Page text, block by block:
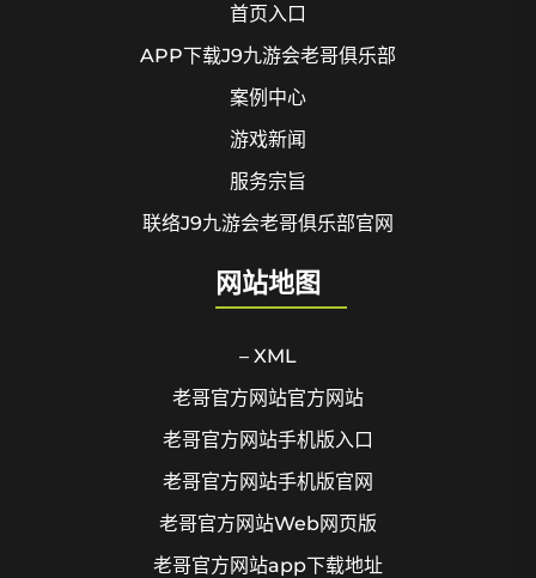
首页入口
APP下载J9九游会老哥俱乐部
案例中心
游戏新闻
服务宗旨
联络J9九游会老哥俱乐部官网
网站地图
– XML
老哥官方网站官方网站
老哥官方网站手机版入口
老哥官方网站手机版官网
老哥官方网站Web网页版
老哥官方网站app下载地址